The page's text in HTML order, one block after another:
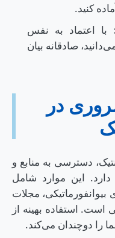
کنید.
با اعتماد به نفس
صادقانه بیان
در
دسترسی به منابع و
این موارد شامل
بیوانفورماتیکی، مجلات
است. استفاده بهینه از
را دوچندان می‌کند.